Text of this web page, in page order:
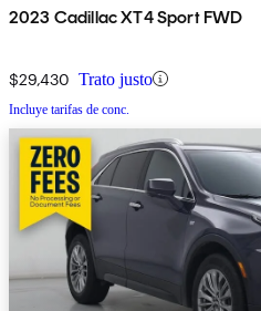
2023 Cadillac XT4 Sport FWD
$29,430 Trato justo
Incluye tarifas de conc.